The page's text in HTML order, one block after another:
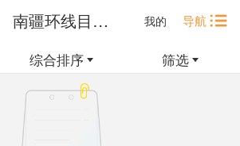
我的 导航
南疆环线目的地
综合排序 筛选